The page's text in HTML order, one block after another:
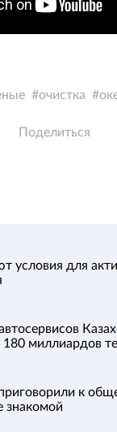
очистка
Поделиться
условия для
180 миллиардов
к
знакомой